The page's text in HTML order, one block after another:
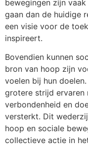
bewegingen zijn
gaan dan de huidige
een visie voor de
inspireert.
Bovendien kunnen
bron van hoop zijn
voelen bij hun
grotere strijd ervaren
verbondenheid en
versterkt. Dit
hoop en sociale
collectieve actie in